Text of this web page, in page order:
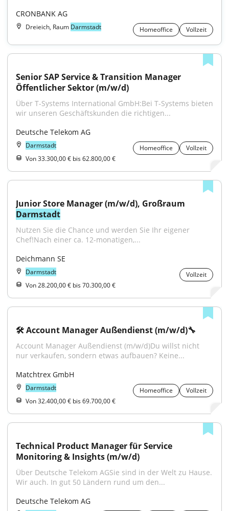
CRONBANK AG
Dreieich, Raum Darmstadt Homeoffice Vollzeit
Senior SAP Service & Transition Manager
Öffentlicher Sektor (m/w/d)
Über T-Systems International GmbH:Bei T-Systems bieten
wir unseren Geschäftskunden die richtigen...
Deutsche Telekom AG
Darmstadt Homeoffice
Vollzeit
Von 33.300,00 € bis 62.800,00 €
Darmstadt
Nutzen Sie die Chance und werden Sie Ihr eigener
Chef!Nach einer ca. 12-monatigen,...
Deichmann SE
Darmstadt
Vollzeit
Von 28.200,00 € bis 70.300,00 €
🛠️ Account Manager Außendienst (m/w/d)🔧
Account Manager Außendienst (m/w/d)Du willst nicht
nur verkaufen, sondern etwas aufbauen? Keine...
Matchtrex GmbH
Darmstadt Homeoffice
Vollzeit
Von 32.400,00 € bis 69.700,00 €
Technical Product Manager für Service
Monitoring & Insights (m/w/d)
Über Deutsche Telekom AGSie sind in der Welt zu Hause.
Wir auch. In gut 50 Ländern rund um den...
Deutsche Telekom AG